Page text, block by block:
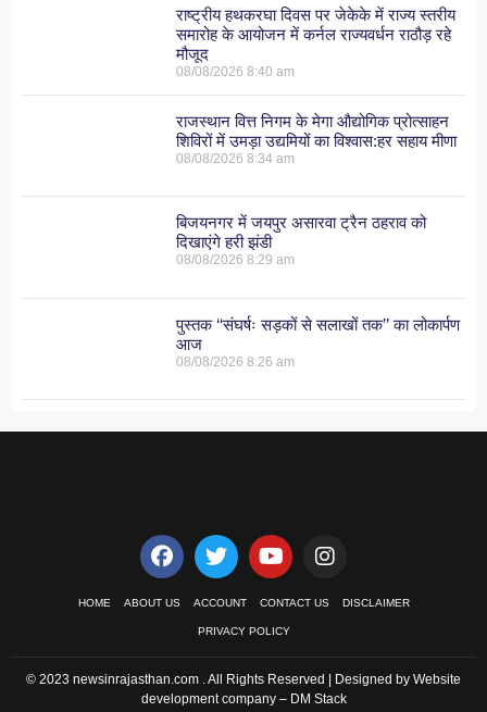
राष्ट्रीय हथकरघा दिवस पर जेकेके में राज्य स्तरीय
समारोह के आयोजन में कर्नल राज्यवर्धन राठौड़ रहे
मौजूद
08/08/20268:40 am
राजस्थान वित्त निगम के मेगा औद्योगिक प्रोत्साहन
शिविरों में उमड़ा उद्यमियों का विश्वास:हर सहाय मीणा
08/08/20268:34 am
बिजयनगर में जयपुर असारवा ट्रैन ठहराव को
दिखाएंगे हरी झंडी
08/08/20268:29 am
पुस्तक ‘‘संघर्षः सड़कों से सलाखों तक’’ का लोकार्पण
आज
08/08/20268:26 am
HOME ABOUT US ACCOUNT CONTACT US DISCLAIMER
PRIVACY POLICY
© 2023 newsinrajasthan.com . All Rights Reserved | Designed by Website
development company – DM Stack